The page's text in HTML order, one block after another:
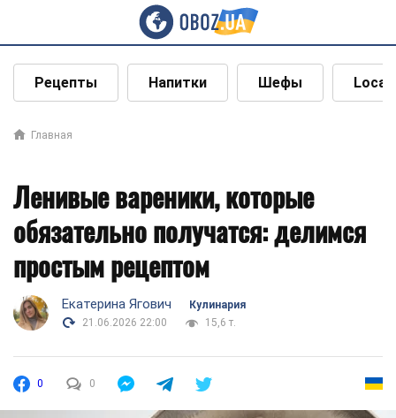
Рецепты Напитки Шефы Local
Главная
Ленивые вареники, которые
обязательно получатся: делимся
простым рецептом
Екатерина Ягович
Кулинария
21.06.2026 22:00
15,6 т.
0 0